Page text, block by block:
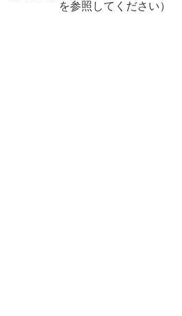
を参照してください）